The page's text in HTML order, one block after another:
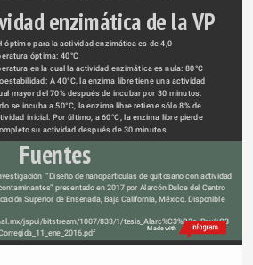
enzimática de la VP
óptimo para la actividad enzimática es de 4,0
óptima: 40°C
en la cual la actividad enzimática es nula: 80°C
A 40°C, la enzima libre tiene una actividad
mayor del 70% después de incubar por 30 minutos.
se incuba a 50°C, la enzima libre retiene sólo 8% de
inicial. Por último, a 60°C, la enzima libre pierde
su actividad después de 30 minutos.
Fuentes
“Diseño de nanopartículas de quitosano con actividad
presentado en 2017 por Alarcón Dulce del Centro
Superior de Ensenada, Baja California, México. Disponible
jspui/bitstream/1007/833/1/tesis_Alarc%C3%B3n_Pay%C3
Made with